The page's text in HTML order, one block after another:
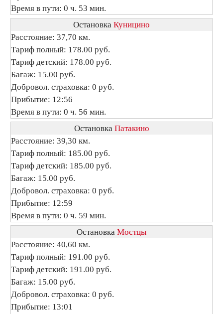
Время в пути: 0 ч. 53 мин.
Остановка Куницино
Расстояние: 37,70 км.
Тариф полный: 178.00 руб.
Тариф детский: 178.00 руб.
Багаж: 15.00 руб.
Добровол. страховка: 0 руб.
Прибытие: 12:56
Время в пути: 0 ч. 56 мин.
Остановка Патакино
Расстояние: 39,30 км.
Тариф полный: 185.00 руб.
Тариф детский: 185.00 руб.
Багаж: 15.00 руб.
Добровол. страховка: 0 руб.
Прибытие: 12:59
Время в пути: 0 ч. 59 мин.
Остановка Мостцы
Расстояние: 40,60 км.
Тариф полный: 191.00 руб.
Тариф детский: 191.00 руб.
Багаж: 15.00 руб.
Добровол. страховка: 0 руб.
Прибытие: 13:01